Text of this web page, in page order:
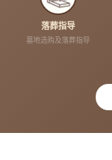
落葬指导
墓地选购及落葬指导